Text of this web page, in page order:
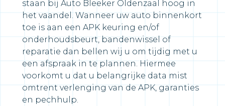
staan bij Auto Bleeker Oldenzaal hoog in
het vaandel. Wanneer uw auto binnenkort
toe is aan een APK keuring en/of
onderhoudsbeurt, bandenwissel of
reparatie dan bellen wij u om tijdig met u
een afspraak in te plannen. Hiermee
voorkomt u dat u belangrijke data mist
omtrent verlenging van de APK, garanties
en pechhulp.